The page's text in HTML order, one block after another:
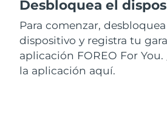
Desbloquea el
Para comenzar, desbloquea
dispositivo y registra tu
aplicación FOREO For You.
la aplicación aquí.